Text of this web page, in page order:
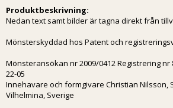
Produktbeskrivning:
Nedan text samt bilder är tagna direkt från
Mönsterskyddad hos Patent och
Mönsteransökan nr 2009/0412 Registrering nr
22-05
Innehavare och formgivare Christian Nilsson,
Vilhelmina, Sverige